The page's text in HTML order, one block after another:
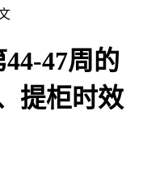
47周的
提柜时效